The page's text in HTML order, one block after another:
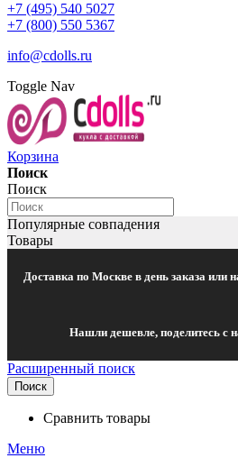
+7 (495) 540 5027
+7 (800) 550 5367
info@cdolls.ru
Toggle Nav
Корзина
Поиск
Поиск
Популярные совпадения
Товары
Доставка по Москве в день заказа или
Нашли дешевле, поделитесь с
Расширенный поиск
Поиск
Сравнить товары
Меню